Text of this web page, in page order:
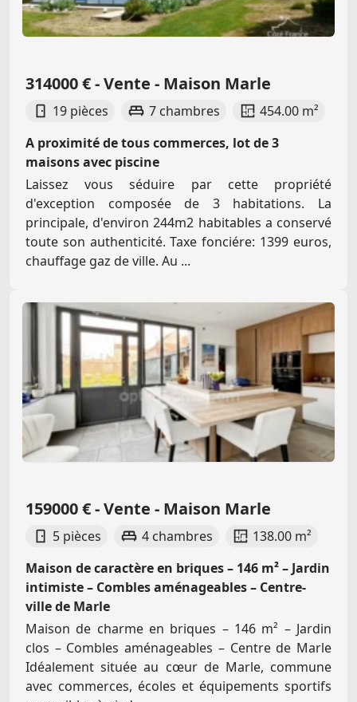
314000 € - Vente - Maison Marle
19 pièces 7 chambres
454.00 m²
A proximité de tous commerces, lot de 3
maisons avec piscine
Laissez vous séduire par cette propriété
d'exception composée de 3 habitations. La
principale, d'environ 244m2 habitables a conservé
toute son authenticité. Taxe fonciére: 1399 euros,
chauffage gaz de ville. Au ...
159000 € - Vente - Maison Marle
5 pièces 4 chambres
138.00 m²
Maison de caractère en briques – 146 m² – Jardin
intimiste – Combles aménageables – Centre-
ville de Marle
Maison de charme en briques – 146 m² – Jardin
clos – Combles aménageables – Centre de Marle
Idéalement située au cœur de Marle, commune
avec commerces, écoles et équipements sportifs